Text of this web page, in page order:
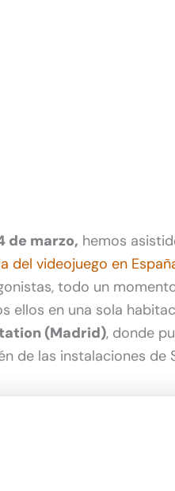
de marzo, hemos
del videojuego en
todo un
ellos en una sola
(Madrid), donde
de las instalaciones de